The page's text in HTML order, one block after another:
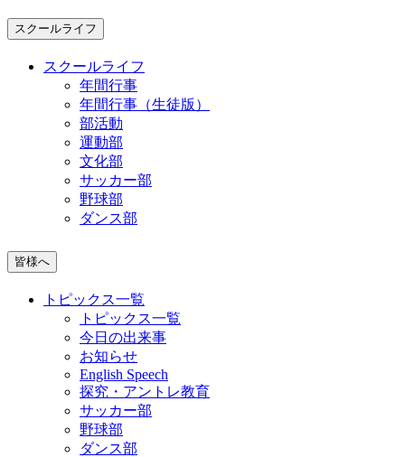
スクールライフ
スクールライフ
年間行事
年間行事（生徒版）
部活動
運動部
文化部
サッカー部
野球部
ダンス部
皆様へ
トピックス一覧
トピックス一覧
今日の出来事
お知らせ
English Speech
探究・アントレ教育
サッカー部
野球部
ダンス部